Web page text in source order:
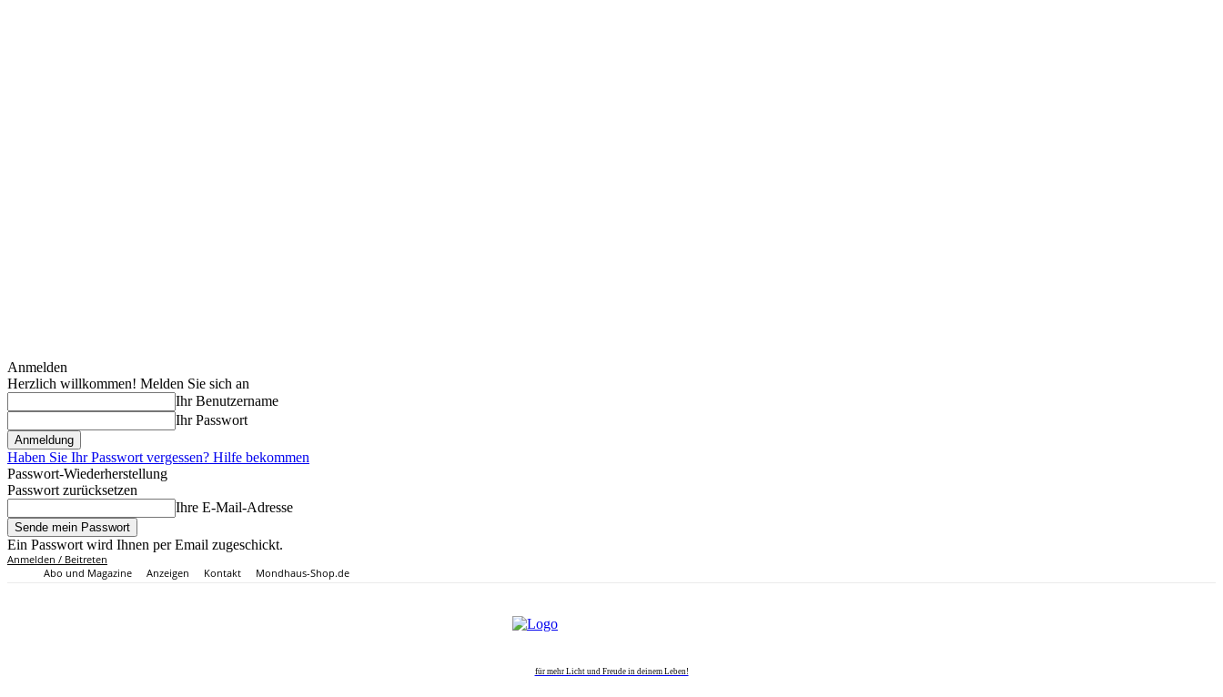
Anmelden
Herzlich willkommen! Melden Sie sich an
Ihr Benutzername
Ihr Passwort
Haben Sie Ihr Passwort vergessen? Hilfe bekommen
Passwort-Wiederherstellung
Passwort zurücksetzen
Ihre E-Mail-Adresse
Ein Passwort wird Ihnen per Email zugeschickt.
Anmelden / Beitreten
Abo und Magazine
Anzeigen Kontakt Mondhaus-Shop.de
für mehr Licht und Freude in deinem Leben!